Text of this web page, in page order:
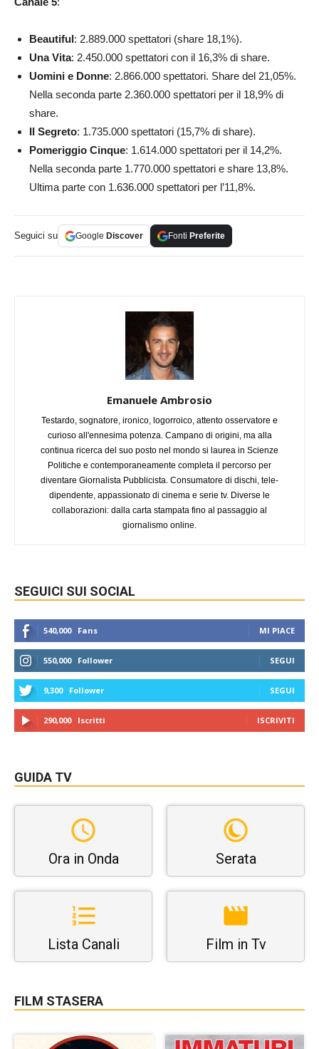
Beautiful: 2.889.000 spettatori (share 18,1%).
Una Vita: 2.450.000 spettatori con il 16,3% di share.
Uomini e Donne: 2.866.000 spettatori. Share del 21,05%.
Nella seconda parte 2.360.000 spettatori per il 18,9% di
share.
Il Segreto: 1.735.000 spettatori (15,7% di share).
Pomeriggio Cinque: 1.614.000 spettatori per il 14,2%.
Nella seconda parte 1.770.000 spettatori e share 13,8%.
Ultima parte con 1.636.000 spettatori per l’11,8%.
Seguici su Google Discover Fonti Preferite
Emanuele Ambrosio
Testardo, sognatore, ironico, logorroico, attento osservatore e
curioso all'ennesima potenza. Campano di origini, ma alla
continua ricerca del suo posto nel mondo si laurea in Scienze
Politiche e contemporaneamente completa il percorso per
diventare Giornalista Pubblicista. Consumatore di dischi, tele-
dipendente, appassionato di cinema e serie tv. Diverse le
collaborazioni: dalla carta stampata fino al passaggio al
giornalismo online.
SEGUICI SUI SOCIAL
540,000 Fans MI PIACE
550,000 Follower SEGUI
9,300 Follower SEGUI
290,000 Iscritti ISCRIVITI
GUIDA TV
Ora in Onda Serata
Lista Canali Film in Tv
FILM STASERA